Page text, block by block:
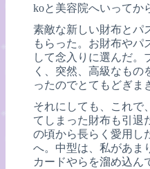
koと美容院へいってか
素敵な新しい財布とパ
もらった。お財布やパ
して念入りに選んだ。
く、突然、高級なもの
ったのでとてもどぎま
それにしても、これで
てしまった財布も引退
の頃から長らく愛用し
へ。中型は、私があま
カードやらを溜め込ん